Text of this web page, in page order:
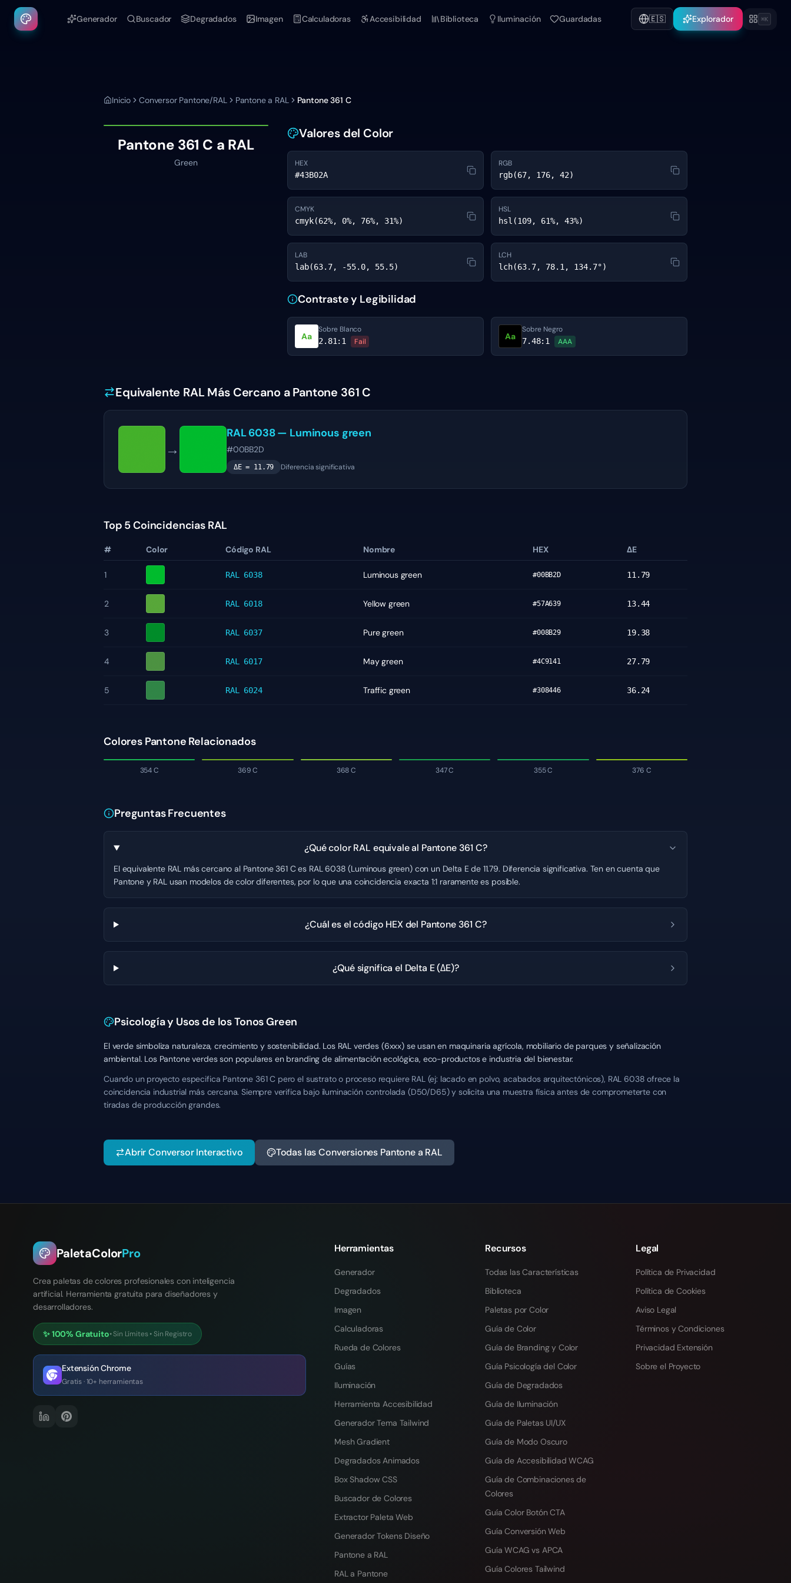
Generador Buscador Degradados Imagen Calculadoras Accesibilidad Biblioteca Iluminación Guardadas 🇪🇸 Explorador ⌘K
Inicio Conversor Pantone/RAL Pantone a RAL Pantone361 C
Pantone 361 C a RAL
Green
Valores del Color
HEX
#43B02A
RGB
rgb(67, 176, 42)
CMYK
cmyk(62%, 0%, 76%, 31%)
HSL
hsl(109, 61%, 43%)
LAB
lab(63.7, -55.0, 55.5)
LCH
lch(63.7, 78.1, 134.7°)
Contraste y Legibilidad
Aa
Sobre Blanco
2.81 :1 Fail Aa
Sobre Negro
7.48:1 AAA
Equivalente RAL Más Cercano a Pantone 361 C
→
RAL 6038— Luminous green
#00BB2D
ΔE = 11.79 Diferencia significativa
Top 5 Coincidencias RAL
# Color Código RAL Nombre HEX ΔE
1 RAL 6038 Luminous green #00BB2D 11.79
2 RAL 6018 Yellow green #57A639 13.44
3 RAL 6037 Pure green #008B29 19.38
4 RAL 6017 May green #4C9141 27.79
5 RAL 6024 Traffic green #308446 36.24
Colores Pantone Relacionados
354 C 369 C 368 C 347 C 355 C 376 C
Preguntas Frecuentes
¿Qué color RAL equivale al Pantone 361 C?
El equivalente RAL más cercano al Pantone 361 C es RAL 6038 (Luminous green) con un Delta E de 11.79. Diferencia significativa. Ten en cuenta que
Pantone y RAL usan modelos de color diferentes, por lo que una coincidencia exacta 1:1 raramente es posible.
¿Cuál es el código HEX del Pantone 361 C?
¿Qué significa el Delta E (ΔE)?
Psicología y Usos de los Tonos Green
El verde simboliza naturaleza, crecimiento y sostenibilidad. Los RAL verdes (6xxx) se usan en maquinaria agrícola, mobiliario de parques y señalización
ambiental. Los Pantone verdes son populares en branding de alimentación ecológica, eco-productos e industria del bienestar.
Cuando un proyecto especifica Pantone 361 C pero el sustrato o proceso requiere RAL (ej: lacado en polvo, acabados arquitectónicos), RAL 6038 ofrece la
coincidencia industrial más cercana. Siempre verifica bajo iluminación controlada (D50/D65) y solicita una muestra física antes de comprometerte con
tiradas de producción grandes.
Abrir Conversor Interactivo Todas las Conversiones Pantone a RAL
PaletaColorPro
Crea paletas de colores profesionales con inteligencia
artificial. Herramienta gratuita para diseñadores y
desarrolladores.
✨100% Gratuito•Sin Límites• Sin Registro
Extensión Chrome
Gratis · 10+ herramientas
Herramientas
Generador
Degradados
Imagen
Calculadoras
Rueda de Colores
Guías
Iluminación
Herramienta Accesibilidad
Generador Tema Tailwind
Mesh Gradient
Degradados Animados
Box Shadow CSS
Buscador de Colores
Extractor Paleta Web
Generador Tokens Diseño
Pantone a RAL
RAL a Pantone
Recursos
Todas las Características
Biblioteca
Paletas por Color
Guía de Color
Guía de Branding y Color
Guía Psicología del Color
Guía de Degradados
Guía de Iluminación
Guía de Paletas UI/UX
Guía de Modo Oscuro
Guía de Accesibilidad WCAG
Guía de Combinaciones de
Colores
Guía Color Botón CTA
Guía Conversión Web
Guía WCAG vs APCA
Guía Colores Tailwind
Legal
Política de Privacidad
Política de Cookies
Aviso Legal
Términos y Condiciones
Privacidad Extensión
Sobre el Proyecto